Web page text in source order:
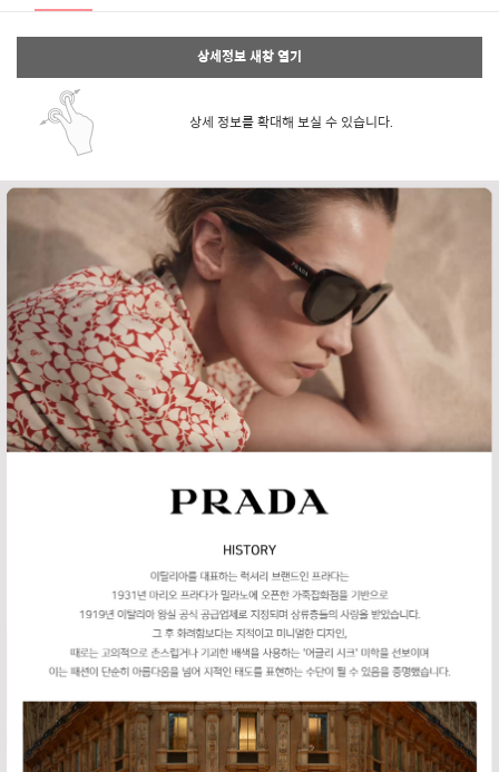
상세정보 새창 열기
상세 정보를 확대해 보실 수 있습니다.